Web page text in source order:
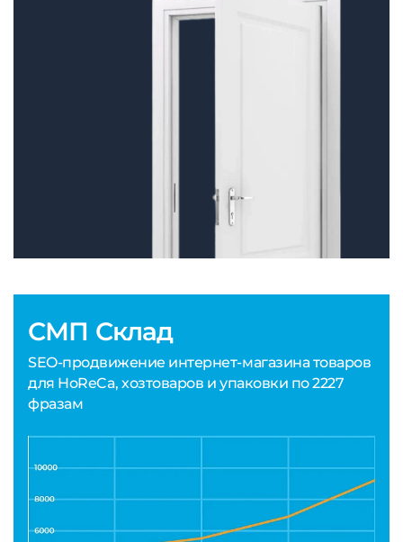
СМП Склад
SEO-продвижение интернет-магазина товаров
для HoReCa, хозтоваров и упаковки по 2227
фразам